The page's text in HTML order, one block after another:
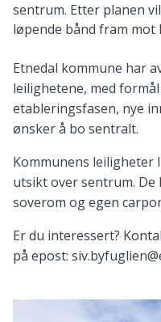
sentrum. Etter planen
løpende bånd fram mot
Etnedal kommune har
leilighetene, med
etableringsfasen, nye
ønsker å bo sentralt.
Kommunens leiligheter
utsikt over sentrum. De
soverom og egen
Er du interessert?
på epost: